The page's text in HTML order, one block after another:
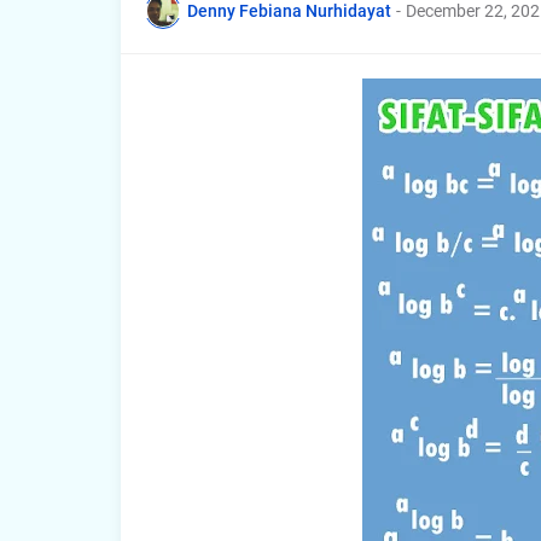
Denny Febiana Nurhidayat - December 22,